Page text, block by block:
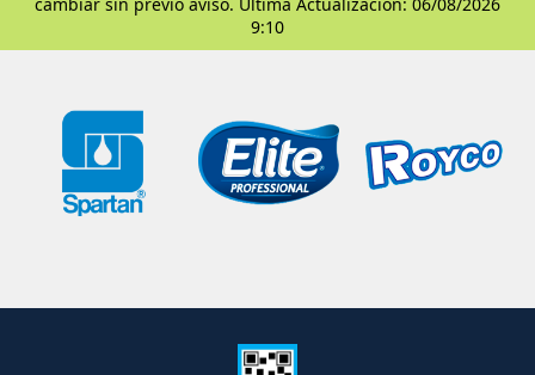
cambiar sin previo aviso. Última Actualización: 06/08/2026
9:10